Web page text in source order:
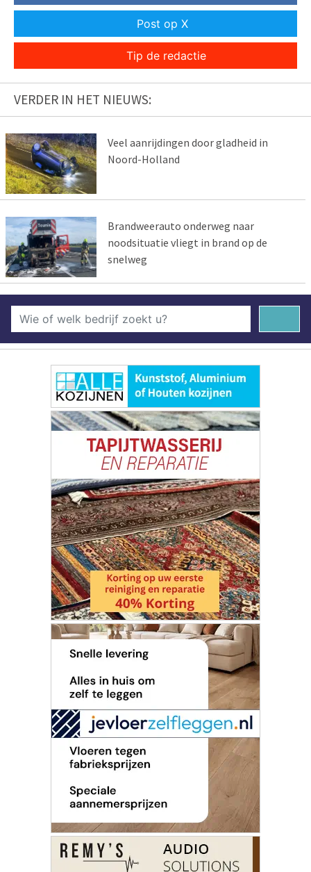
Post op X
Tip de redactie
VERDER IN HET NIEUWS:
Veel aanrijdingen door gladheid in
Noord-Holland
Brandweerauto onderweg naar
noodsituatie vliegt in brand op de
snelweg